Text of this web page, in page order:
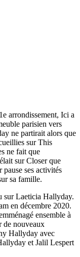
arrondissement, Ici a
parisien vers
ne partirait alors que
sur This
ne fait que
sur Closer que
ses activités
sa famille.
sur Laeticia Hallyday.
en décembre 2020.
ensemble à
de nouveaux
Hallyday avec
et Jalil Lespert